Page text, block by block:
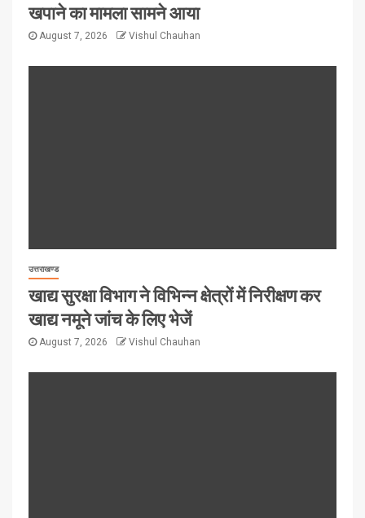
खपाने का मामला सामने आया
August 7, 2026 Vishul Chauhan
उत्तराखण्ड
खाद्य सुरक्षा विभाग ने विभिन्न क्षेत्रों में निरीक्षण कर
खाद्य नमूने जांच के लिए भेजें
August 7, 2026 Vishul Chauhan